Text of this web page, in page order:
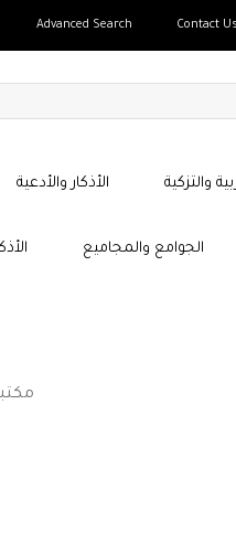
Advanced Search Contact Us
والتزكية الأذكار والأدعية
الجوامع والمجاميع